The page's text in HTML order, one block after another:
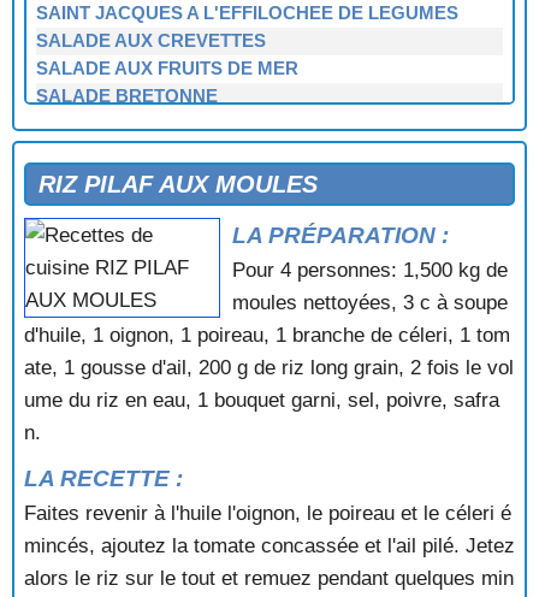
SAINT JACQUES A L'EFFILOCHEE DE LEGUMES
SALADE AUX CREVETTES
SALADE AUX FRUITS DE MER
SALADE BRETONNE
SALADE DE COQUILLES SAINT JACQUES
SALADE DE CRABE
SALADE DE CRABE TAHITIENNE
SALADE DE LA MER
SALADE DE LANGOUSTE A LA SAUCE VERTE
SALADE DE LANGOUSTINES
SALADE DE LENTILLES AUX FRUITS DE MER
SALADE DE MAIS AU CRABE
SALADE DE MOULES
SALADE DE MOULES AUX CREVETTES
SALADE DE MOULES AUX POMMES DE TERRE
SALADE DE RIZ AUX CREVETTES
SOUFFLE AU CRABE
RIZ PILAF AUX MOULES
LA PRÉPARATION :
Pour 4 personnes: 1,500 kg de
moules nettoyées, 3 c à soupe
d'huile, 1 oignon, 1 poireau, 1 branche de céleri, 1 tom
ate, 1 gousse d'ail, 200 g de riz long grain, 2 fois le vol
ume du riz en eau, 1 bouquet garni, sel, poivre, safra
n.
LA RECETTE :
Faites revenir à l'huile l'oignon, le poireau et le céleri é
mincés, ajoutez la tomate concassée et l'ail pilé. Jetez
alors le riz sur le tout et remuez pendant quelques min